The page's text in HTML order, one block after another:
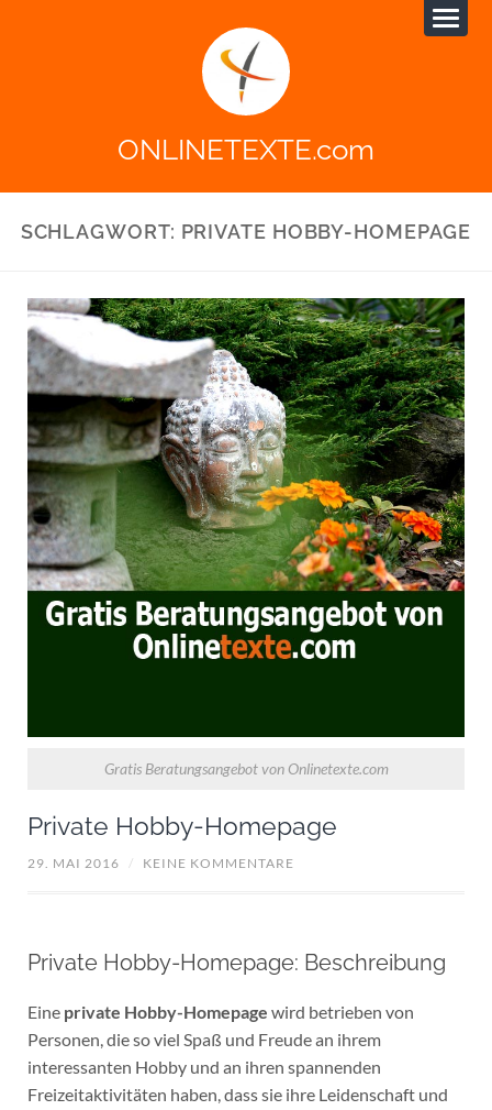
ONLINETEXTE.com
SCHLAGWORT: PRIVATE HOBBY-HOMEPAGE
Gratis Beratungsangebot von Onlinetexte.com
Private Hobby-Homepage
29. MAI 2016 / KEINE KOMMENTARE
Private Hobby-Homepage: Beschreibung
Eine private Hobby-Homepage wird betrieben von
Personen, die so viel Spaß und Freude an ihrem
interessanten Hobby und an ihren spannenden
Freizeitaktivitäten haben, dass sie ihre Leidenschaft und